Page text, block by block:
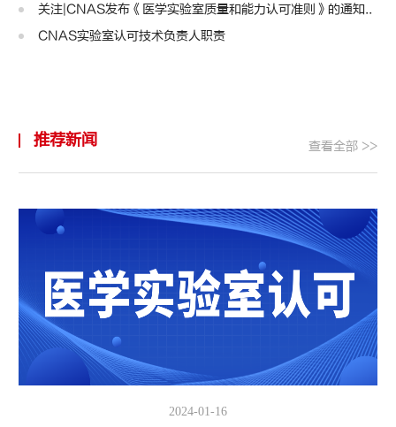
关注|CNAS发布《医学实验室质量和能力认可准则》的通知..
CNAS实验室认可技术负责人职责
推荐新闻 查看全部 >>
2024-01-16